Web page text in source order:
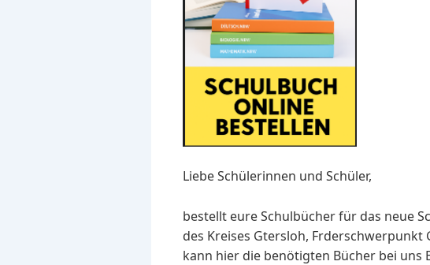
Liebe Schülerinnen und Schüler,
bestellt eure Schulbücher für das neue
des Kreises Gtersloh,
kann hier die benötigten Bücher bei uns